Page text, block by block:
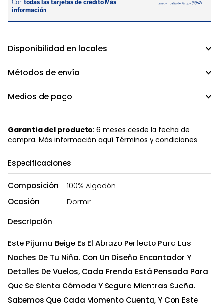
Disponibilidad en locales
Métodos de envío
Medios de pago
Garantía del producto: 6 meses desde la fecha de
compra. Más información aquí Términos y condiciones
Especificaciones
Composición
100% Algodón
Ocasión
Dormir
Descripción
Este Pijama Beige Es El Abrazo Perfecto Para Las
Noches De Tu Niña. Con Un Diseño Encantador Y
Detalles De Vuelos, Cada Prenda Está Pensada Para
Que Se Sienta Cómoda Y Segura Mientras Sueña.
Sabemos Que Cada Momento Cuenta, Y Con Este